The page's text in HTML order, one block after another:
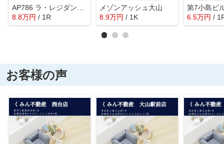
8.8万円 / 1R
メゾンアッシュ大山
8.9万円 / 1K
第7小島ビ
6.5万円 /
お客様の声